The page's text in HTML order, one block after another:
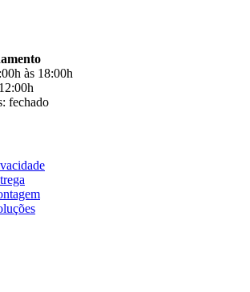
(53)
(43)
do Estofado
(2)
Móveis
(23)
(13)
às 18:00h
fechado